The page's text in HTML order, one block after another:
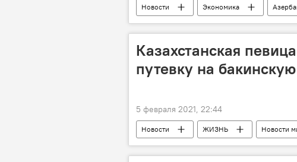
Новости Экономика
Казахстанская
путевку на
5 февраля 2021, 22:44
Новости ЖИЗНЬ Новости
музыкальный фестиваль "Жара"